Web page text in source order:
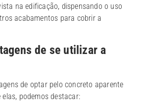
na edificação, dispensando o uso
acabamentos para cobrir a
de se utilizar a
de optar pelo concreto aparente
podemos destacar: